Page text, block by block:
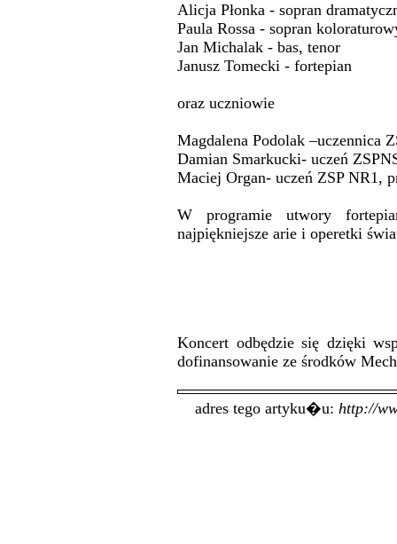
Alicja Płonka - sopran
Paula Rossa - sopran
Jan Michalak - bas, tenor
Janusz Tomecki - fortepian
oraz uczniowie
Magdalena Podolak –uczennica
Damian Smarkucki- uczeń
Maciej Organ- uczeń ZSP NR1,
W programie utwory
najpiękniejsze arie i operetki
Koncert odbędzie się dzięki
dofinansowanie ze środków
adres tego artyku�u: http://